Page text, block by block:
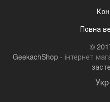
Повна
©
GeekachShop - інтернет
Укр